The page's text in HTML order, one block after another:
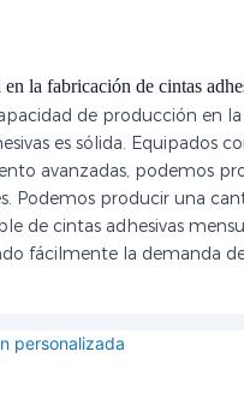
la fabricación de cintas
de producción en
es sólida. Equipados
avanzadas, podemos
Podemos producir una
de cintas adhesivas
fácilmente la demanda